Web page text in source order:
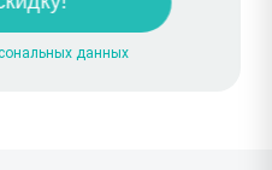
данных